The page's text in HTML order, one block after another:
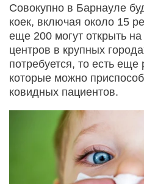
Совокупно в Барнауле
коек, включая около 15
еще 200 могут открыть
центров в крупных
потребуется, то есть еще
которые можно
ковидных пациентов.